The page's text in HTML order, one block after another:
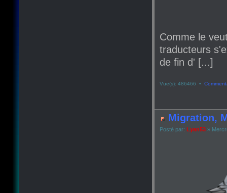
Comme le
traducteurs
de fin d' [...]
Vue(s): 486466 •
Migration,
Posté par: Lyan53 »